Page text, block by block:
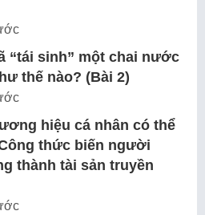
“tái sinh” một chai nước
thế nào? (Bài 2)
hiệu cá nhân có thể
thức biến người
thành tài sản truyền